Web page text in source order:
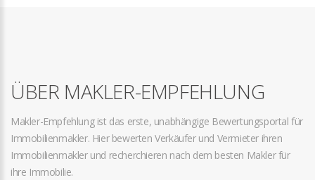
ÜBER MAKLER-EMPFEHLUNG
Makler-Empfehlung ist das erste, unabhängige Bewertungsportal für
Immobilienmakler. Hier bewerten Verkäufer und Vermieter ihren
Immobilienmakler und recherchieren nach dem besten Makler für
ihre Immobilie.